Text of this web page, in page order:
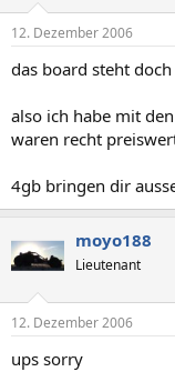
12. Dezember 2006
das board steht
also ich habe mit
waren recht
4gb bringen dir
moyo188
Lieutenant
12. Dezember 2006
ups sorry